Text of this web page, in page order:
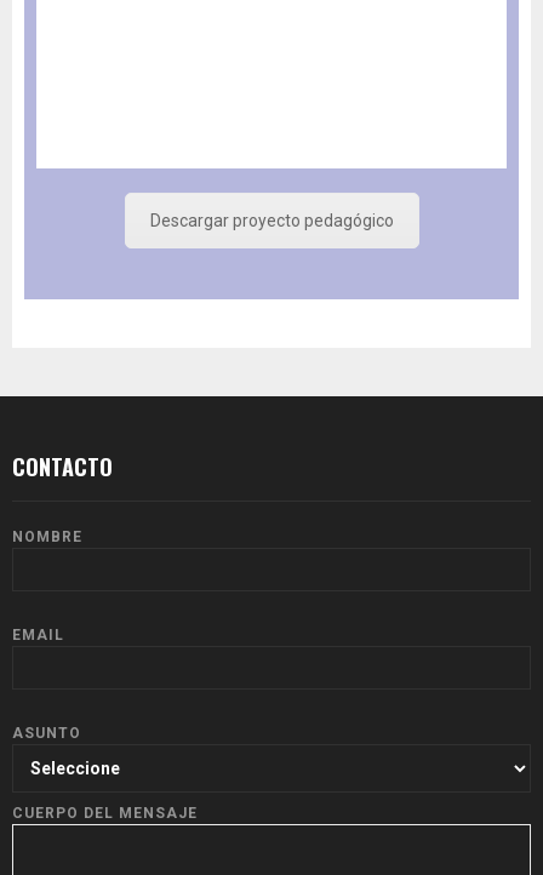
Descargar proyecto pedagógico
CONTACTO
NOMBRE
EMAIL
ASUNTO
CUERPO DEL MENSAJE